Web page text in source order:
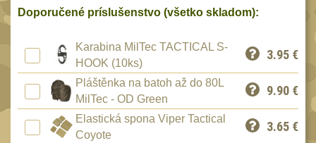
Reklamácia
Stav
objednávky
BRAŠNY A TAŠKY
Brašny50
Univerzalní tašky 62
Speciální přepravní
tašky 40
Doporučené príslušenstvo (všetko skladom):
Karabina MilTec TACTICAL S-
HOOK (10ks)
3.95 €
Pláštěnka na batoh až do 80L
MilTec - OD Green
9.90 €
Elastická spona Viper Tactical
Coyote
3.65 €